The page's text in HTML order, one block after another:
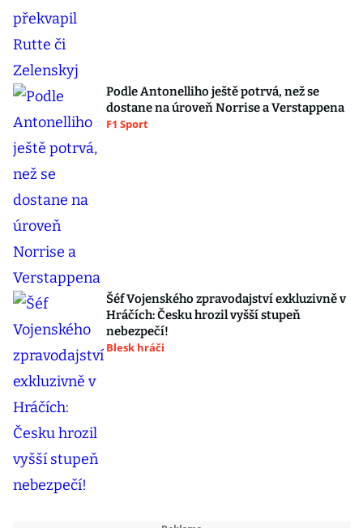
Podle Antonelliho ještě potrvá, než se
dostane na úroveň Norrise a Verstappena
F1 Sport
Šéf Vojenského zpravodajství exkluzivně v
Hráčích: Česku hrozil vyšší stupeň
nebezpečí!
Blesk hráči